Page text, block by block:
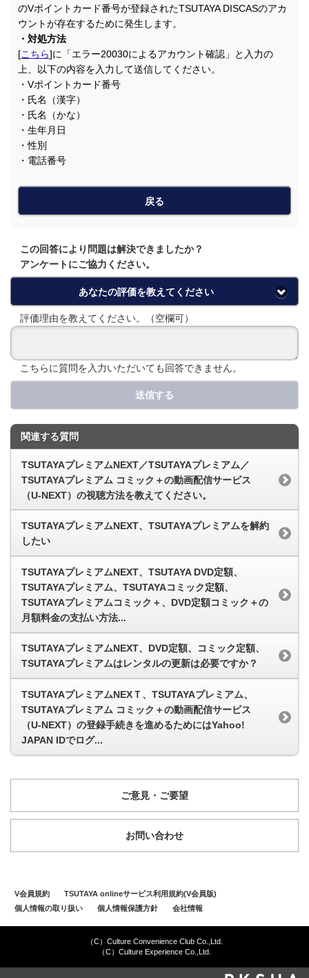
のVポイントカード番号が登録されたTSUTAYA DISCASのアカ
ウントが存在するために発生します。
・対処方法
[こちら]に「エラー20030によるアカウント確認」と入力の
上、以下の内容を入力して送信してください。
・Vポイントカード番号
・氏名（漢字）
・氏名（かな）
・生年月日
・性別
・電話番号
戻る
この回答により問題は解決できましたか？
アンケートにご協力ください。
あなたの評価を教えてください
評価理由を教えてください。（空欄可）
こちらに質問を入力いただいても回答できません。
送信する
関連する質問
TSUTAYAプレミアムNEXT／TSUTAYAプレミアム／
TSUTAYAプレミアム コミック＋の動画配信サービス
（U-NEXT）の視聴方法を教えてください。
TSUTAYAプレミアムNEXT、TSUTAYAプレミアムを解約
したい
TSUTAYAプレミアムNEXT、TSUTAYA DVD定額、
TSUTAYAプレミアム、TSUTAYAコミック定額、
TSUTAYAプレミアムコミック＋、DVD定額コミック＋の
月額料金の支払い方法...
TSUTAYAプレミアムNEXT、DVD定額、コミック定額、
TSUTAYAプレミアムはレンタルの更新は必要ですか？
TSUTAYAプレミアムNEXＴ、TSUTAYAプレミアム、
TSUTAYAプレミアム コミック＋の動画配信サービス
（U-NEXT）の登録手続きを進めるためにはYahoo!
JAPAN IDでログ...
ご意見・ご要望
お問い合わせ
V会員規約
TSUTAYA onlineサービス利用規約(V会員版)
個人情報の取り扱い
個人情報保護方針 会社情報
（C）Culture Convenience Club Co.,Ltd.
（C）Culture Experience Co.,Ltd.